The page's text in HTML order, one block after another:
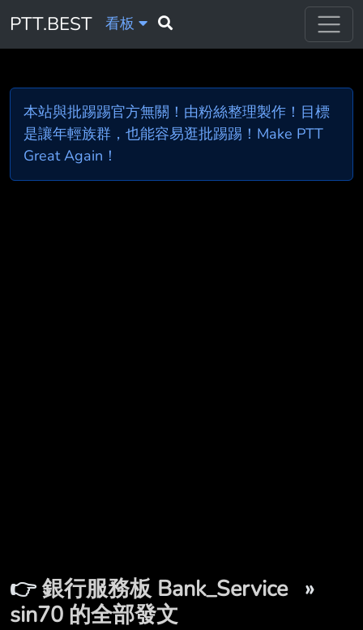
PTT.BEST 看板
本站與批踢踢官方無關！由粉絲整理製作！目標
是讓年輕族群，也能容易逛批踢踢！Make PTT
Great Again！
👉銀行服務板 Bank_Service »
sin70 的全部發文